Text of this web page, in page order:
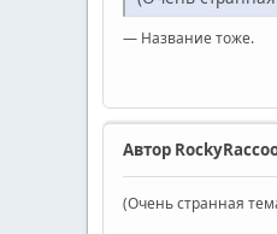
— Название тоже.
Автор
(Очень странная